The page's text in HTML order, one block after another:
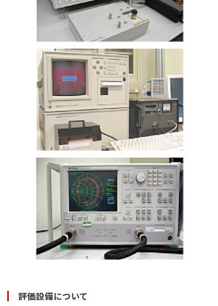
評価設備について